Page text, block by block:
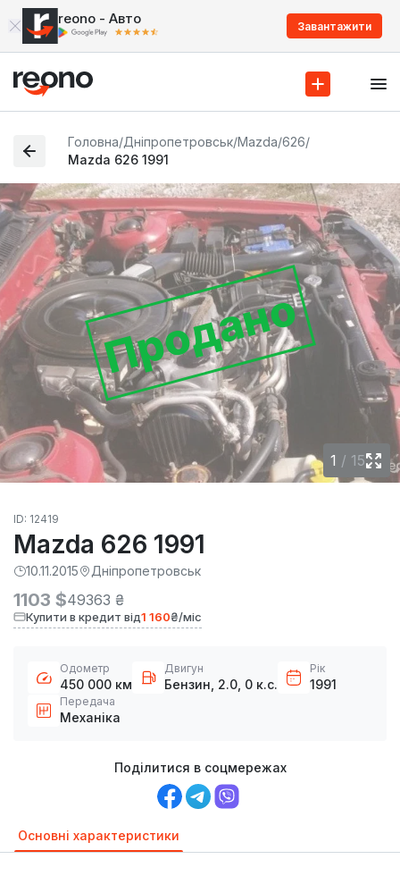
reono - Авто Завантажити
Головна/Дніпропетровськ/Mazda/626/
Mazda 626 1991
Продано
1 / 15
ID: 12419
Mazda 626 1991
10.11.2015 Дніпропетровськ
1103 $49363 ₴
Купити в кредит від1 160₴/міс
Одометр
450 000 км
Двигун
Бензин, 2.0, 0 к.с.
Рік
1991
Передача
Механіка
Поділитися в соцмережах
Основні характеристики